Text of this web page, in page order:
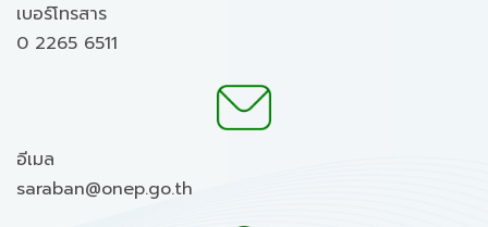
เบอร์โทรสาร
0 2265 6511
อีเมล
saraban@onep.go.th